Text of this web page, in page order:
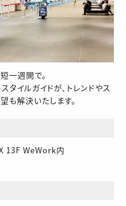
一週間で。
イルガイドが、トレンドやス
も解決いたします。
13F WeWork内